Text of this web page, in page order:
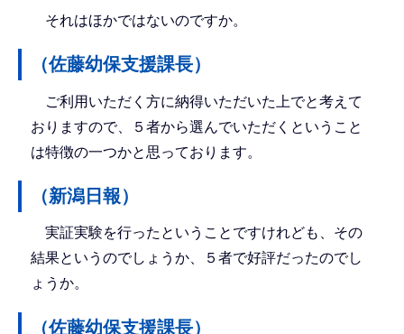
それはほかではないのですか。
（佐藤幼保支援課長）
ご利用いただく方に納得いただいた上でと考えて
おりますので、５者から選んでいただくということ
は特徴の一つかと思っております。
（新潟日報）
実証実験を行ったということですけれども、その
結果というのでしょうか、５者で好評だったのでし
ょうか。
（佐藤幼保支援課長）